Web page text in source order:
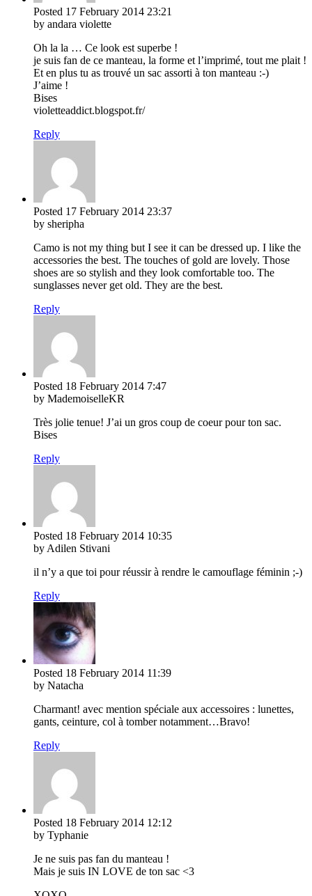
Posted 17 February 2014 23:21
by andara violette
Oh la la … Ce look est superbe !
je suis fan de ce manteau, la forme et l’imprimé, tout me plait !
Et en plus tu as trouvé un sac assorti à ton manteau :-)
J’aime !
Bises
violetteaddict.blogspot.fr/
Reply
Posted 17 February 2014 23:37
by sheripha
Camo is not my thing but I see it can be dressed up. I like the
accessories the best. The touches of gold are lovely. Those
shoes are so stylish and they look comfortable too. The
sunglasses never get old. They are the best.
Reply
Posted 18 February 2014 7:47
by MademoiselleKR
Très jolie tenue! J’ai un gros coup de coeur pour ton sac.
Bises
Reply
Posted 18 February 2014 10:35
by Adilen Stivani
il n’y a que toi pour réussir à rendre le camouflage féminin ;-)
Reply
Posted 18 February 2014 11:39
by Natacha
Charmant! avec mention spéciale aux accessoires : lunettes,
gants, ceinture, col à tomber notamment…Bravo!
Reply
Posted 18 February 2014 12:12
by Typhanie
Je ne suis pas fan du manteau !
Mais je suis IN LOVE de ton sac <3